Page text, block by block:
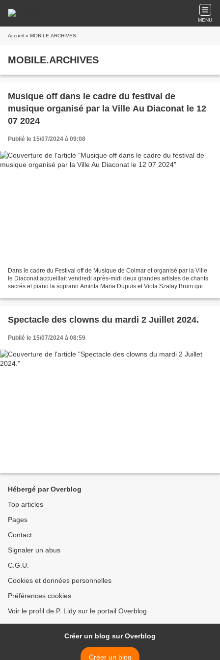
MENU
Accueil » MOBILE.ARCHIVES
MOBILE.ARCHIVES
Musique off dans le cadre du festival de
musique organisé par la Ville Au Diaconat le 12
07 2024
Publié le 15/07/2024 à 09:08
Dans le cadre du Festival off de Musique de Colmar et organisé par la Ville
le Diaconat accueillait vendredi après-midi deux grandes artistes de chants
sacrés et piano la soprano Aminta Maria Dupuis et Viola Szalay Brum qui
Spectacle des clowns du mardi 2 Juillet 2024.
Publié le 15/07/2024 à 08:59
Hébergé par Overblog
Top articles
Pages
Contact
Signaler un abus
C.G.U.
Cookies et données personnelles
Préférences cookies
Voir le profil de P. Lidy sur le portail Overblog
Créer un blog sur Overblog
Créer un blog